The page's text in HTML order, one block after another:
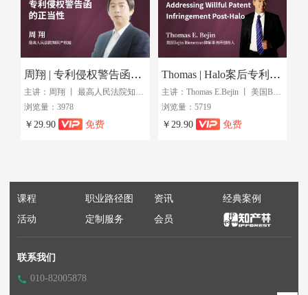
周翔 | 专利侵权警告函的正当性
浏览量：3978
￥29.90 免费
Thomas | Halo案后专利恶意侵权判定的变化
主讲：Thomas E.Bejin 丨 美国Bejin Bieneman律师事务所创始人
浏览量：5719
￥29.90 免费
课程 职业路径图 资讯
经典案例
活动
定制服务 会员
联系我们
010-82005878